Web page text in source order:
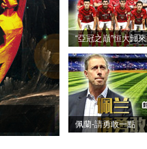
“亞冠之巔”恒大歸來
佩蘭-請勇敢一點